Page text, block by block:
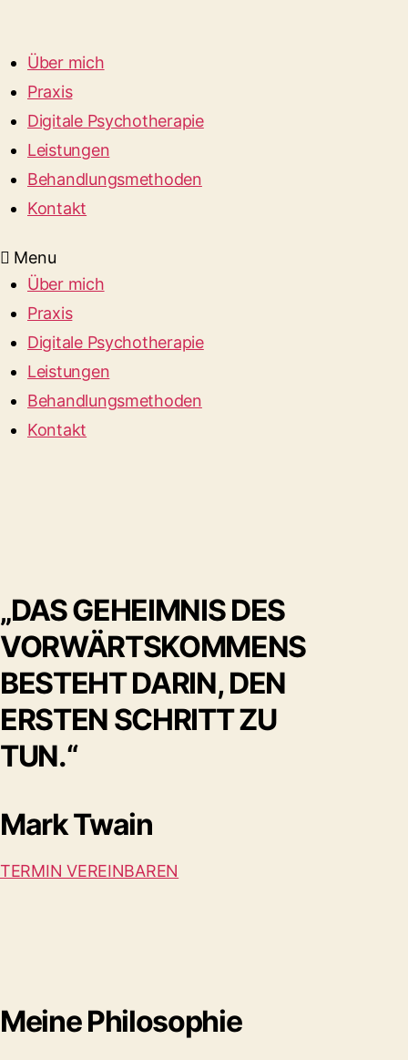
Über mich
Praxis
Digitale Psychotherapie
Leistungen
Behandlungsmethoden
Kontakt
Menu
Über mich
Praxis
Digitale Psychotherapie
Leistungen
Behandlungsmethoden
Kontakt
„DAS GEHEIMNIS DES
VORWÄRTSKOMMENS
BESTEHT DARIN, DEN
ERSTEN SCHRITT ZU
TUN.“
Mark Twain
TERMIN VEREINBAREN
Meine Philosophie